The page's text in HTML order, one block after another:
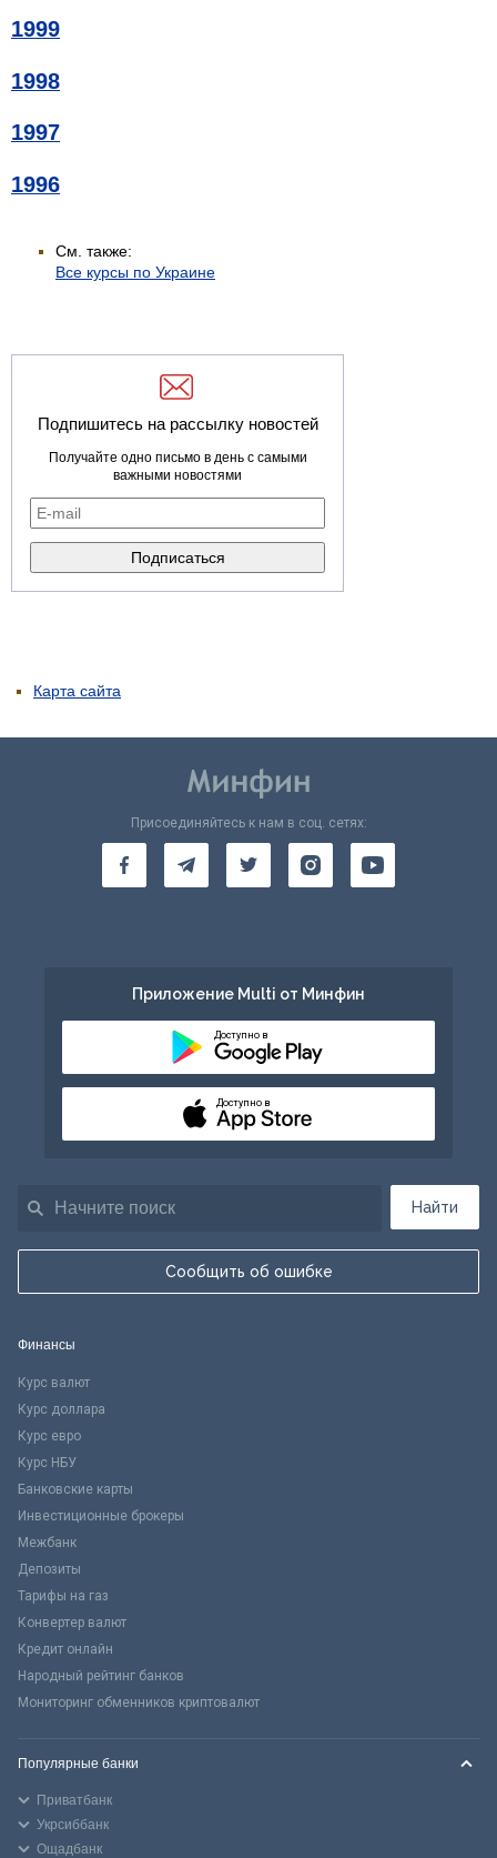
1999
1998
1997
1996
См. также:
Все курсы по Украине
Подпишитесь на рассылку новостей
Получайте одно письмо в день с самыми
важными новостями
Карта сайта
Найти
Сообщить об ошибке
Присоединяйтесь к нам в соц. сетях:
Приложение Multi от Минфин
Доступно в
Доступно в
Финансы
Курс валют
Курс доллара
Курс евро
Курс НБУ
Банковские карты
Инвестиционные брокеры
Межбанк
Депозиты
Тарифы на газ
Конвертер валют
Кредит онлайн
Народный рейтинг банков
Мониторинг обменников криптовалют
Популярные банки
Приватбанк
Укрсиббанк
Ощадбанк